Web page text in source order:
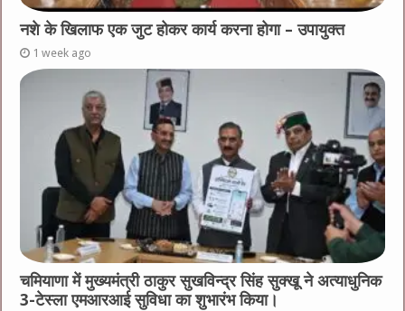
नशे के खिलाफ एक जुट होकर कार्य करना होगा – उपायुक्त
1 week ago
चमियाणा में मुख्यमंत्री ठाकुर सुखविन्द्र सिंह सुक्खू ने अत्याधुनिक
3-टेस्ला एमआरआई सुविधा का शुभारंभ किया।